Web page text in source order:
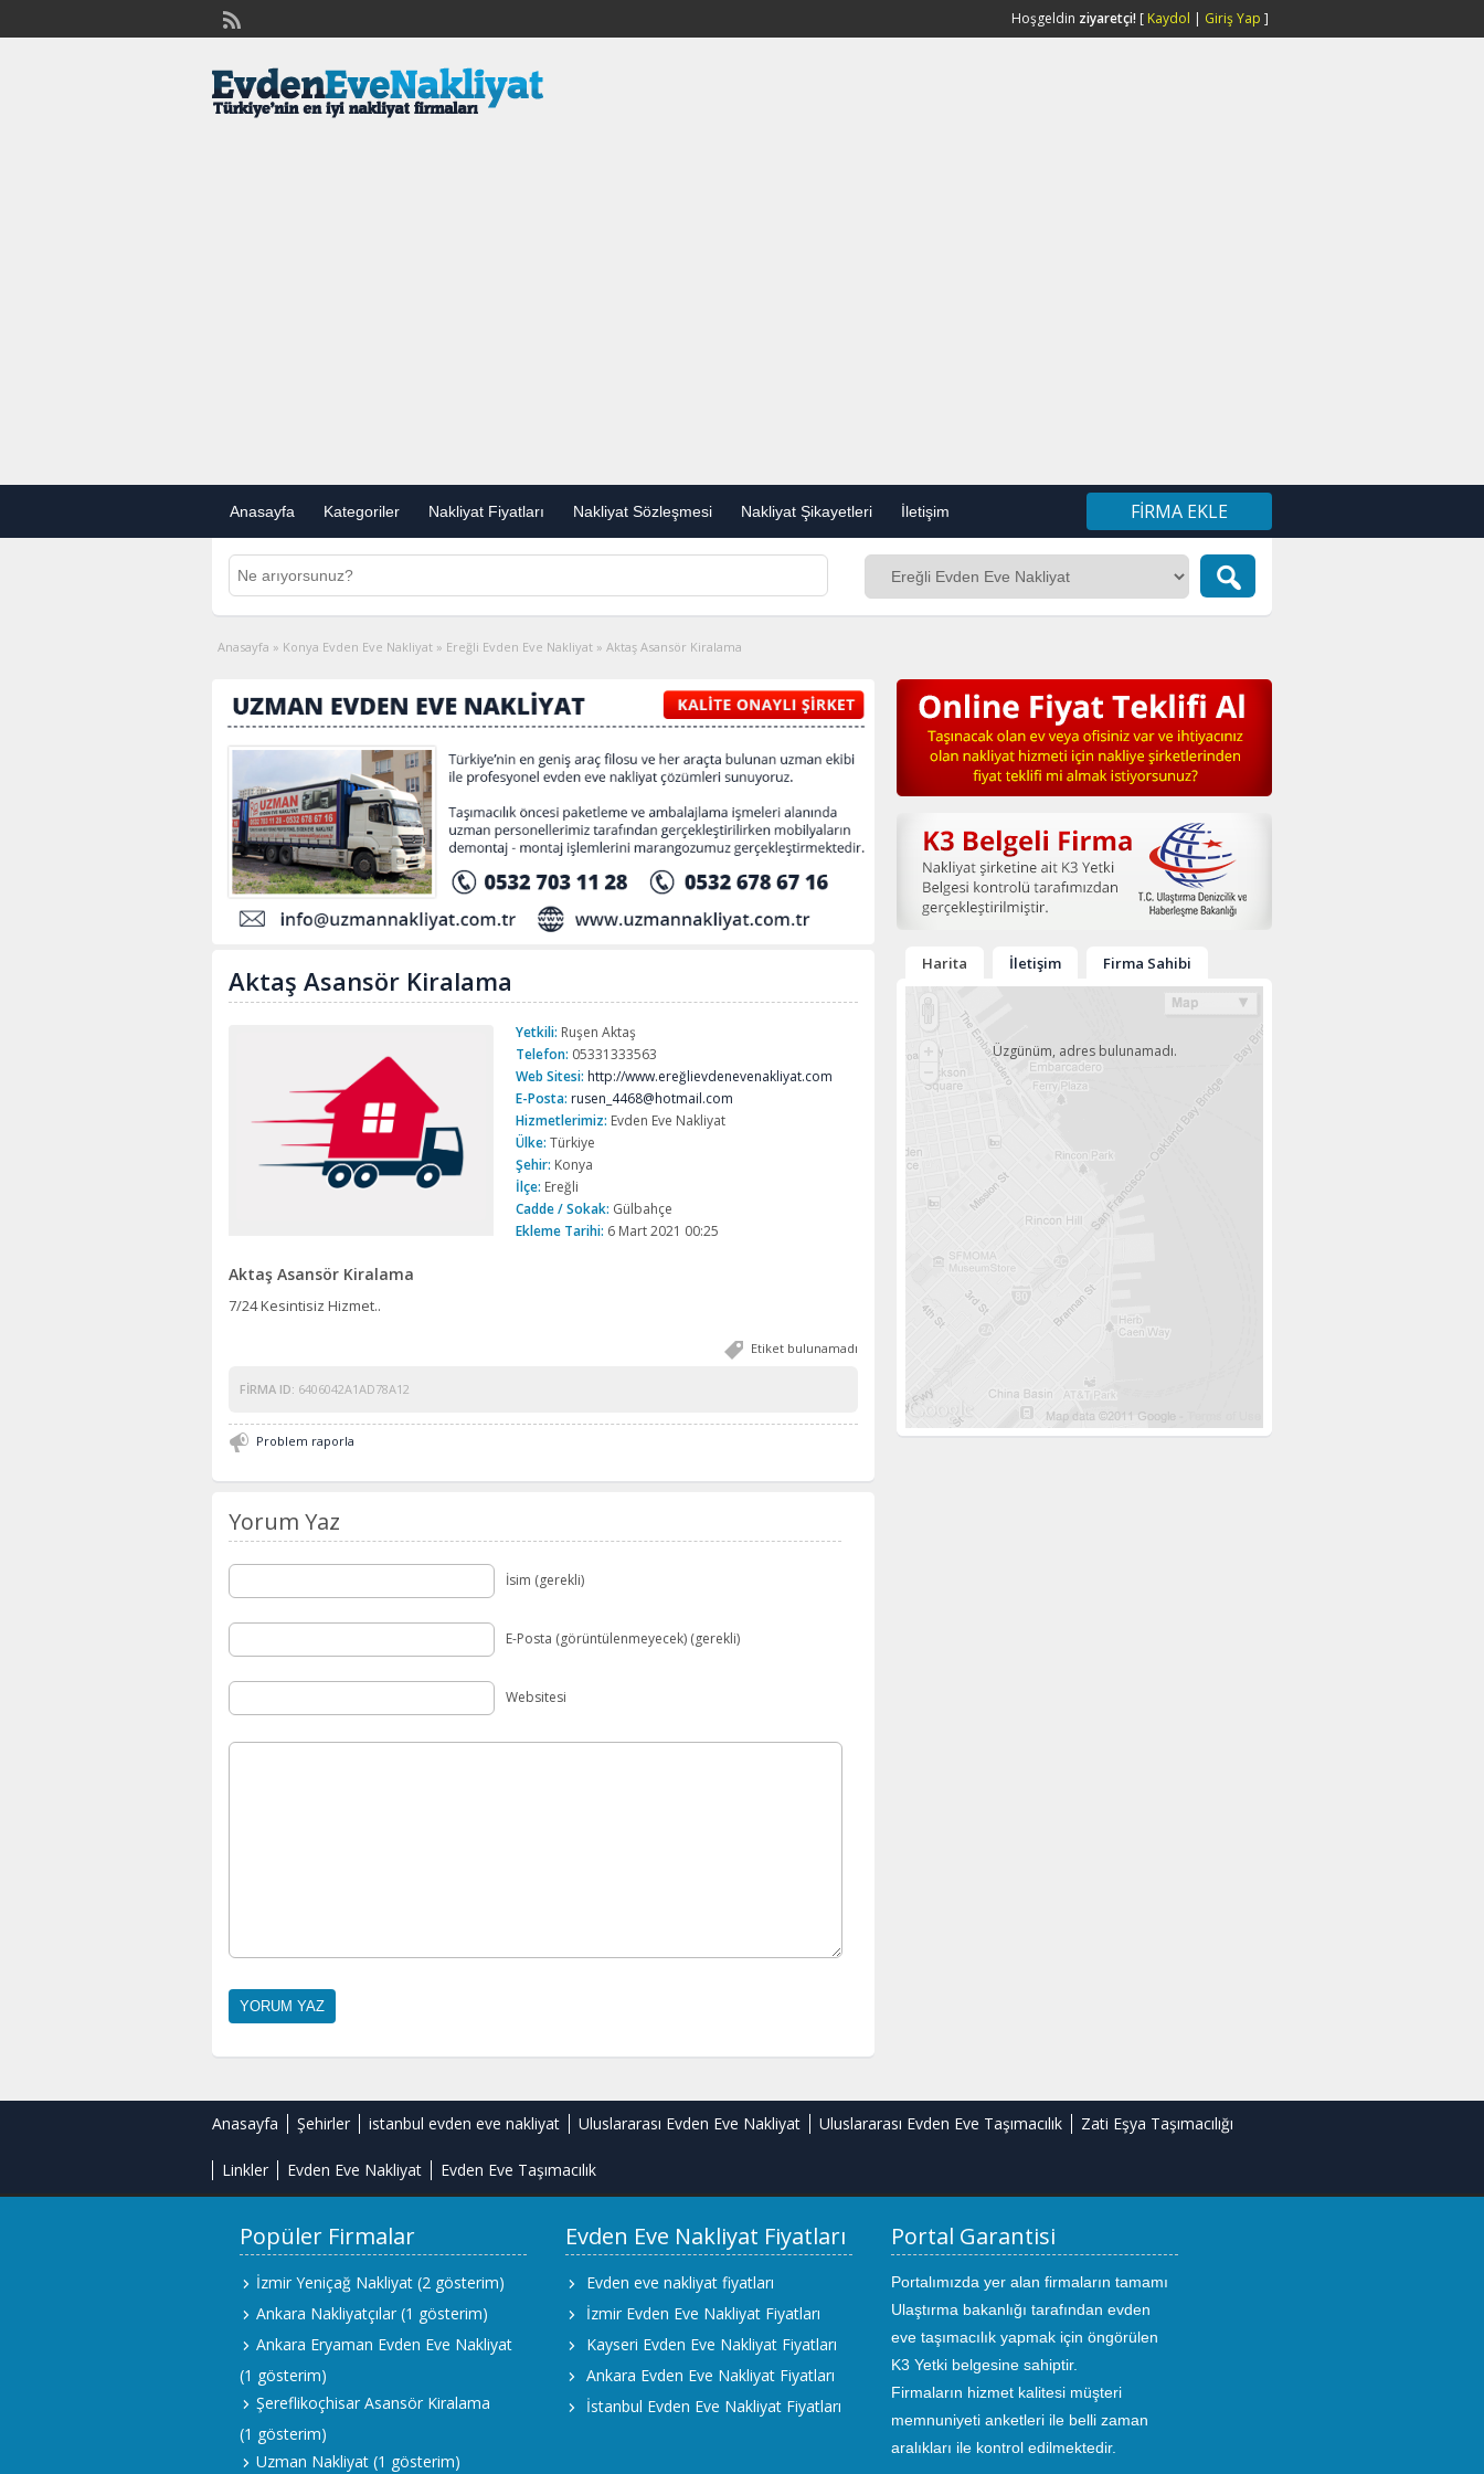
Hoşgeldin ziyaretçi! [ Kaydol | Giriş Yap ]
Anasayfa Kategoriler Nakliyat Fiyatları Nakliyat Sözleşmesi Nakliyat Şikayetleri İletişim FIRMA EKLE
Anasayfa » Konya Evden Eve Nakliyat » Ereğli Evden Eve Nakliyat » Aktaş Asansör Kiralama
Aktaş Asansör Kiralama
Yetkili: Ruşen Aktaş
Telefon: 05331333563
Web Sitesi: http://www.ereğlievdenevenakliyat.com
E-Posta: rusen_4468@hotmail.com
Hizmetlerimiz: Evden Eve Nakliyat
Ülke: Türkiye
Şehir: Konya
İlçe: Ereğli
Cadde / Sokak: Gülbahçe
Ekleme Tarihi: 6 Mart 2021 00:25
Aktaş Asansör Kiralama
7/24 Kesintisiz Hizmet..
Etiket bulunamadı
FIRMA ID: 6406042A1AD78A12
Problem raporla
Yorum Yaz
İsim (gerekli)
E-Posta (görüntülenmeyecek) (gerekli)
Websitesi
Harita İletişim Firma Sahibi
Üzgünüm, adres bulunamadı.
Anasayfa Şehirler istanbul evden eve nakliyat Uluslararası Evden Eve Nakliyat Uluslararası Evden Eve Taşımacılık Zati Eşya Taşımacılığı
Linkler Evden Eve Nakliyat Evden Eve Taşımacılık
Popüler Firmalar
İzmir Yeniçağ Nakliyat (2 gösterim)
Ankara Nakliyatçılar (1 gösterim)
Ankara Eryaman Evden Eve Nakliyat
(1 gösterim)
Şereflikoçhisar Asansör Kiralama
(1 gösterim)
Uzman Nakliyat (1 gösterim)
Evden Eve Nakliyat Fiyatları
Evden eve nakliyat fiyatları
İzmir Evden Eve Nakliyat Fiyatları
Kayseri Evden Eve Nakliyat Fiyatları
Ankara Evden Eve Nakliyat Fiyatları
İstanbul Evden Eve Nakliyat Fiyatları
Portal Garantisi
Portalımızda yer alan firmaların tamamı
Ulaştırma bakanlığı tarafından evden
eve taşımacılık yapmak için öngörülen
K3 Yetki belgesine sahiptir.
Firmaların hizmet kalitesi müşteri
memnuniyeti anketleri ile belli zaman
aralıkları ile kontrol edilmektedir.